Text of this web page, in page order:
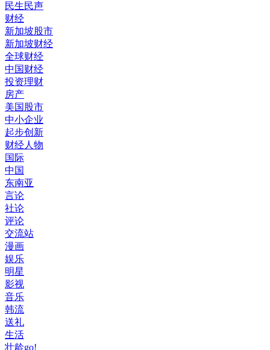
民生民声
财经
新加坡股市
新加坡财经
全球财经
中国财经
投资理财
房产
美国股市
中小企业
起步创新
财经人物
国际
中国
东南亚
言论
社论
评论
交流站
漫画
娱乐
明星
影视
音乐
韩流
送礼
生活
壮龄go!